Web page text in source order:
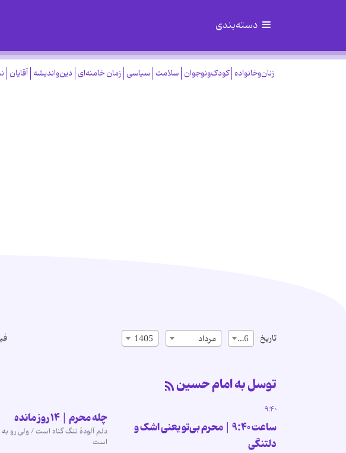
دسته‌بندی
زنان‌وخانواده کودک‌ونوجوان سلامت سیاسی زمان خامنه‌ای دین‌واندیشه آقایان
تاریخ 16 مرداد 1405
توسل به امام حسین
۹:۴۰
ساعت ۹:۴۰ | محرم بی‌تو یعنی اشک و
دلتنگی
چله محرم | ۱۴ روز مانده
دلم آلودۀ ننگ گناه است / ولی رو
است